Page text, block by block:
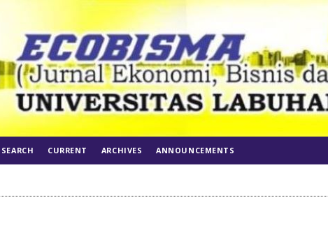
SEARCH CURRENT ARCHIVES ANNOUNCEMENTS